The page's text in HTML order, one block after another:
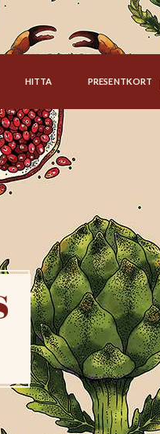
HITTA PRESENTKORT